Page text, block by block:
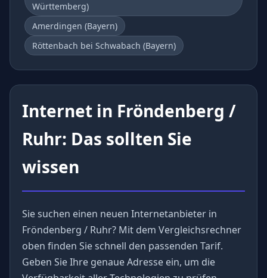
Württemberg)
Amerdingen (Bayern)
Röttenbach bei Schwabach (Bayern)
Internet in Fröndenberg /
Ruhr: Das sollten Sie
wissen
Sie suchen einen neuen Internetanbieter in
Fröndenberg / Ruhr? Mit dem Vergleichsrechner
oben finden Sie schnell den passenden Tarif.
Geben Sie Ihre genaue Adresse ein, um die